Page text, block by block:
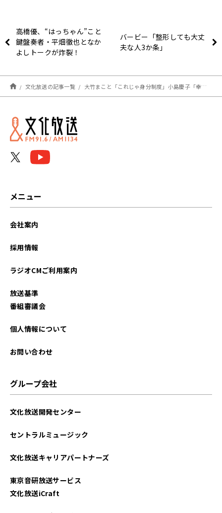
高橋優、“はっちゃん”こと
鍵盤奏者・平畑徹也となか
よしトークが炸裂！
バービー「整形しても大丈
夫な人3か条」
文化放送の記事一覧 大竹まこと「これじゃ身分制度」小島慶子「幸せな国になんかなりっこない」非正規公務員の実態に嘆く
メニュー
会社案内
採用情報
ラジオCMご利用案内
放送基準
番組審議会
個人情報について
お問い合わせ
グループ会社
文化放送開発センター
セントラルミュージック
文化放送キャリアパートナーズ
東京音研放送サービス
文化放送iCraft